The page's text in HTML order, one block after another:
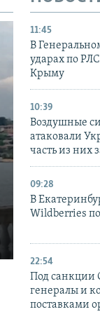
11:45
В
ударах по
Крыму
10:39
Воздушные
атаковали
часть из них
09:28
В
Wildberries
22:54
Под санкции
генералы и
поставками